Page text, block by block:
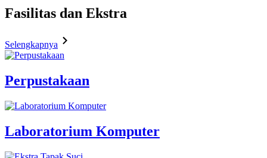
Fasilitas dan Ekstra
Selengkapnya
Perpustakaan
Laboratorium Komputer